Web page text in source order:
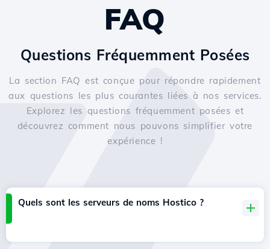
FAQ
Questions Fréquemment Posées
La section FAQ est conçue pour répondre rapidement
aux questions les plus courantes liées à nos services.
Explorez les questions fréquemment posées et
découvrez comment nous pouvons simplifier votre
expérience !
Quels sont les serveurs de noms Hostico ?